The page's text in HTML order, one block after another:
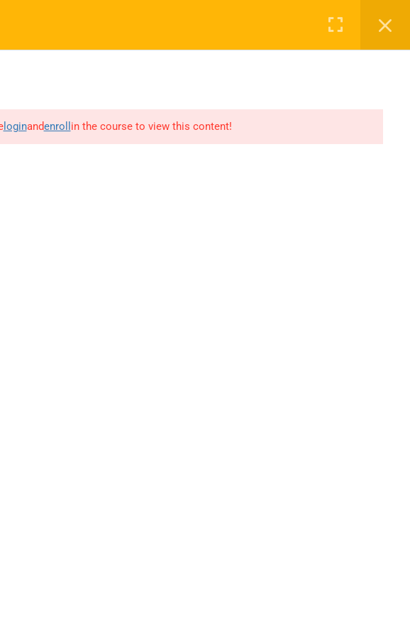
Login
loginandenroll in the course to view this content!
Links
Derslerimiz